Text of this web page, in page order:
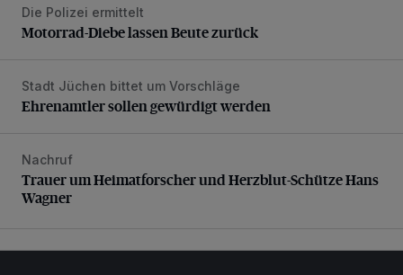
Motorrad-Diebe lassen Beute zurück
Die Polizei ermittelt
Motorrad-Diebe lassen Beute zurück
Ehrenamtler sollen gewürdigt werden
Stadt Jüchen bittet um Vorschläge
Ehrenamtler sollen gewürdigt werden
Trauer um Heimatforscher und Herzblut-Schütze Hans
Nachruf
Trauer um Heimatforscher und Herzblut-Schütze Hans
Wagner